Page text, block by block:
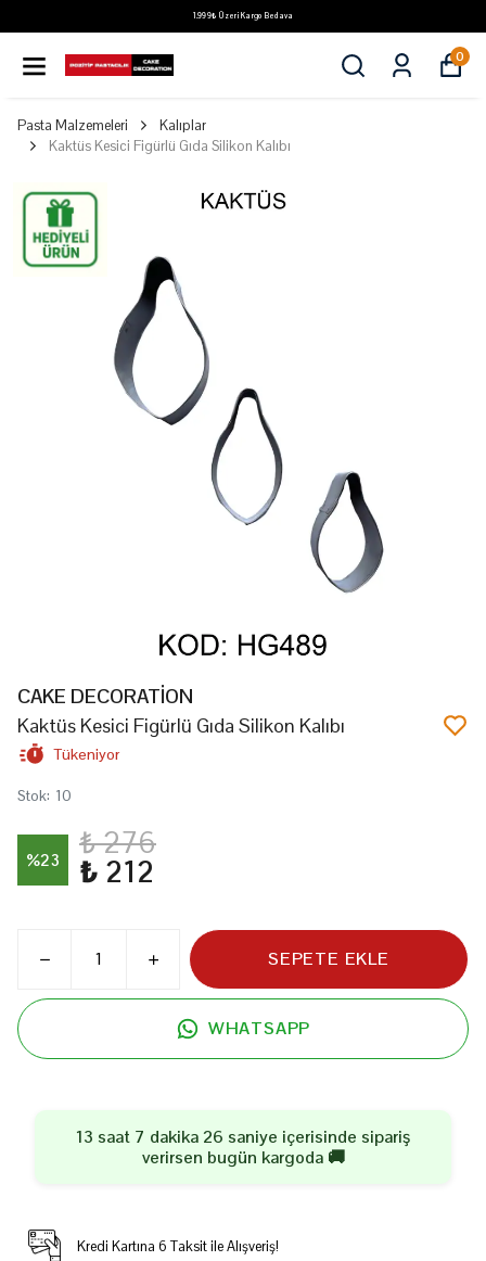
1.999₺ Üzeri Kargo Bedava
0
Pasta Malzemeleri
Kalıplar
Kaktüs Kesici Figürlü Gıda Silikon Kalıbı
CAKE DECORATİON
Kaktüs Kesici Figürlü Gıda Silikon Kalıbı
Tükeniyor
Stok: 10
%23 ₺ 276
₺ 212
SEPETE EKLE
WHATSAPP
13 saat 7 dakika 26 saniye içerisinde sipariş
verirsen bugün kargoda 🚚
Kredi Kartına 6 Taksit ile Alışveriş!